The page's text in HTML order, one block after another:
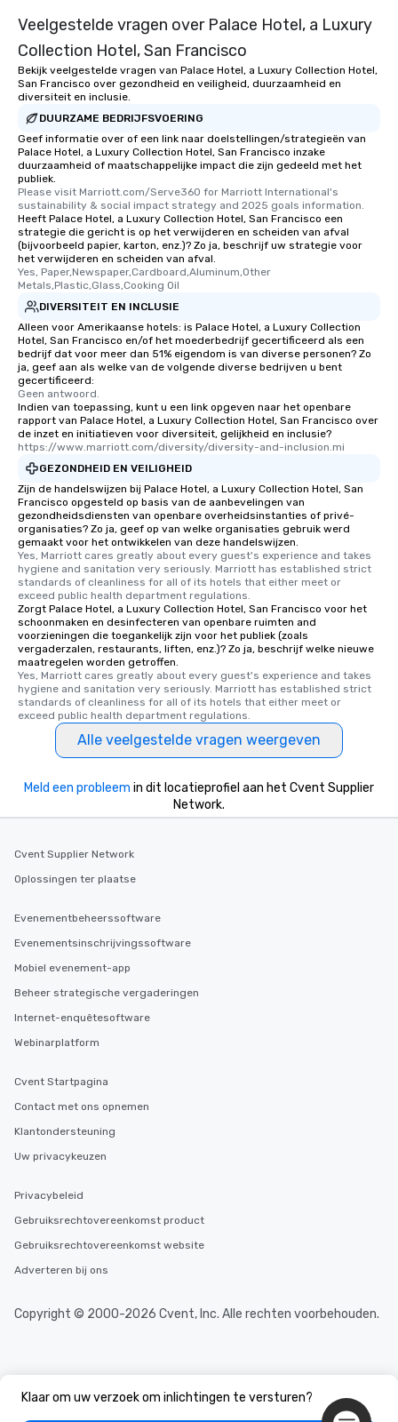
Veelgestelde vragen over Palace Hotel, a Luxury
Collection Hotel, San Francisco
Bekijk veelgestelde vragen van Palace Hotel, a Luxury Collection Hotel,
San Francisco over gezondheid en veiligheid, duurzaamheid en
diversiteit en inclusie.
DUURZAME BEDRIJFSVOERING
Geef informatie over of een link naar doelstellingen/strategieën van
Palace Hotel, a Luxury Collection Hotel, San Francisco inzake
duurzaamheid of maatschappelijke impact die zijn gedeeld met het
publiek.
Please visit Marriott.com/Serve360 for Marriott International's
sustainability & social impact strategy and 2025 goals information.
Heeft Palace Hotel, a Luxury Collection Hotel, San Francisco een
strategie die gericht is op het verwijderen en scheiden van afval
(bijvoorbeeld papier, karton, enz.)? Zo ja, beschrijf uw strategie voor
het verwijderen en scheiden van afval.
Yes, Paper,Newspaper,Cardboard,Aluminum,Other
Metals,Plastic,Glass,Cooking Oil
DIVERSITEIT EN INCLUSIE
Alleen voor Amerikaanse hotels: is Palace Hotel, a Luxury Collection
Hotel, San Francisco en/of het moederbedrijf gecertificeerd als een
bedrijf dat voor meer dan 51% eigendom is van diverse personen? Zo
ja, geef aan als welke van de volgende diverse bedrijven u bent
gecertificeerd:
Geen antwoord.
Indien van toepassing, kunt u een link opgeven naar het openbare
rapport van Palace Hotel, a Luxury Collection Hotel, San Francisco over
de inzet en initiatieven voor diversiteit, gelijkheid en inclusie?
https://www.marriott.com/diversity/diversity-and-inclusion.mi
GEZONDHEID EN VEILIGHEID
Zijn de handelswijzen bij Palace Hotel, a Luxury Collection Hotel, San
Francisco opgesteld op basis van de aanbevelingen van
gezondheidsdiensten van openbare overheidsinstanties of privé-
organisaties? Zo ja, geef op van welke organisaties gebruik werd
gemaakt voor het ontwikkelen van deze handelswijzen.
Yes, Marriott cares greatly about every guest's experience and takes
hygiene and sanitation very seriously. Marriott has established strict
standards of cleanliness for all of its hotels that either meet or
exceed public health department regulations.
Zorgt Palace Hotel, a Luxury Collection Hotel, San Francisco voor het
schoonmaken en desinfecteren van openbare ruimten and
voorzieningen die toegankelijk zijn voor het publiek (zoals
vergaderzalen, restaurants, liften, enz.)? Zo ja, beschrijf welke nieuwe
maatregelen worden getroffen.
Yes, Marriott cares greatly about every guest's experience and takes
hygiene and sanitation very seriously. Marriott has established strict
standards of cleanliness for all of its hotels that either meet or
exceed public health department regulations.
Alle veelgestelde vragen weergeven
Klaar om uw verzoek om inlichtingen te versturen?
Meld een probleem in dit locatieprofiel aan het Cvent Supplier
Network.
Cvent Supplier Network
Oplossingen ter plaatse
Evenementbeheerssoftware
Evenementsinschrijvingssoftware
Mobiel evenement-app
Beheer strategische vergaderingen
Internet-enquêtesoftware
Webinarplatform
Cvent Startpagina
Contact met ons opnemen
Klantondersteuning
Uw privacykeuzen
Privacybeleid
Gebruiksrechtovereenkomst product
Gebruiksrechtovereenkomst website
Adverteren bij ons
Copyright © 2000-2026 Cvent, Inc. Alle rechten voorbehouden.